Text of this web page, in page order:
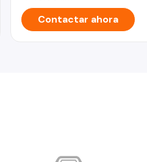
Contactar ahora